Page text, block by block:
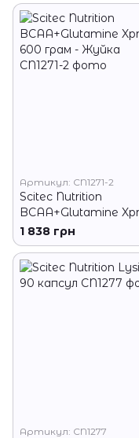
Артикул: CN1271-2
Scitec Nutrition
BCAA+Glutamine
600 грам - Жуйка
1 838 грн
Артикул: CN1277